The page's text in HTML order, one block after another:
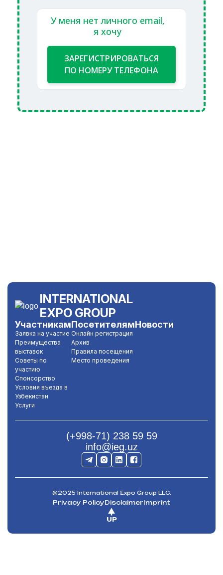
INTERNATIONAL
EXPO GROUP
Участникам
Заявка на участие
Преимущества
выставок
Советы по
участию
Спонсорство
Условия въезда в
Узбекистан
Услуги
Посетителям
Онлайн регистрация
Архив
Правила посещения
Место проведения
Новости
(+998-71) 238 59 59
info@ieg.uz
@2025 International Expo Group LLC.
Privacy PolicyDisclaimerImprint
UP